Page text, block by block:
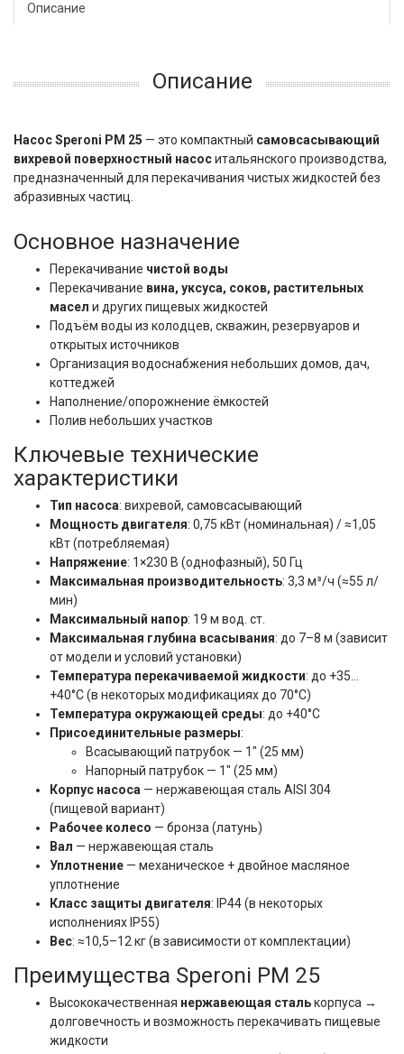
Описание
Описание
Насос Speroni PM 25 — это компактный самовсасывающий
вихревой поверхностный насоситальянского производства,
предназначенный для перекачивания чистых жидкостей без
абразивных частиц.
Основное назначение
Перекачивание чистой воды
Перекачивание вина, уксуса, соков, растительных
масел и других пищевых жидкостей
Подъём воды из колодцев, скважин, резервуаров и
открытых источников
Организация водоснабжения небольших домов, дач,
коттеджей
Наполнение/опорожнение ёмкостей
Полив небольших участков
Ключевые технические
характеристики
Тип насоса: вихревой, самовсасывающий
Мощность двигателя: 0,75 кВт (номинальная) / ≈1,05
кВт (потребляемая)
Напряжение: 1×230 В (однофазный), 50 Гц
Максимальная производительность: 3,3 м³/ч (≈55 л/
мин)
Максимальный напор: 19 м вод. ст.
Максимальная глубина всасывания: до 7–8 м (зависит
от модели и условий установки)
Температура перекачиваемой жидкости: до +35…
+40°C (в некоторых модификациях до 70°C)
Температура окружающей среды: до +40°C
Присоединительные размеры:
Всасывающий патрубок — 1" (25 мм)
Напорный патрубок — 1" (25 мм)
Корпус насоса — нержавеющая сталь AISI 304
(пищевой вариант)
Рабочее колесо — бронза (латунь)
Вал — нержавеющая сталь
Уплотнение — механическое + двойное масляное
уплотнение
Класс защиты двигателя: IP44 (в некоторых
исполнениях IP55)
Вес: ≈10,5–12 кг (в зависимости от комплектации)
Преимущества Speroni PM 25
Высококачественная нержавеющая сталькорпуса →
долговечность и возможность перекачивать пищевые
жидкости